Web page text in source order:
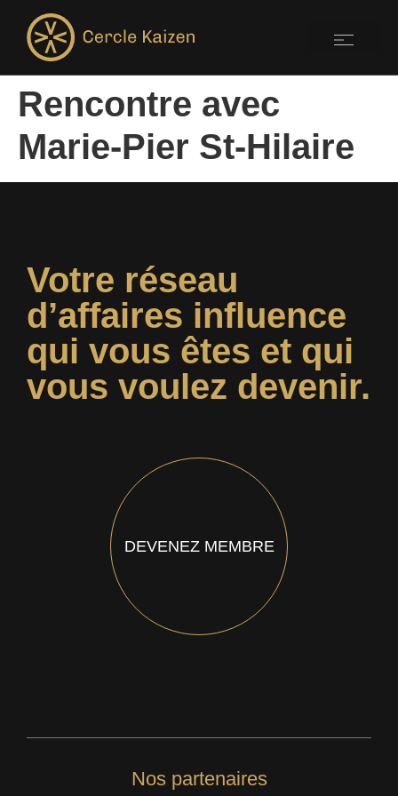
Rencontre avec
Marie-Pier St-Hilaire
Votre réseau
d’affaires influence
qui vous êtes et qui
vous voulez devenir.
DEVENEZ MEMBRE
Nos partenaires